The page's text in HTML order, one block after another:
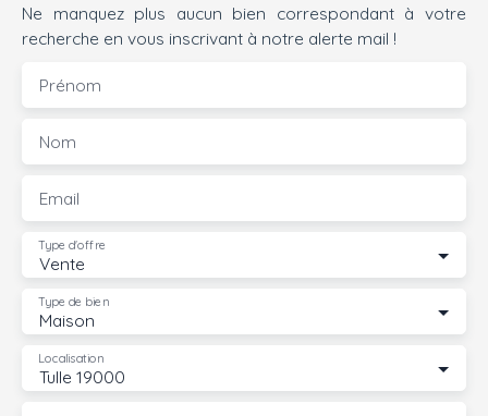
Ne manquez plus aucun bien correspondant à votre
recherche en vous inscrivant à notre alerte mail !
Prénom
Nom
Email
Vente
Type d'offre
Maison
Type de bien
Tulle 19000
Localisation